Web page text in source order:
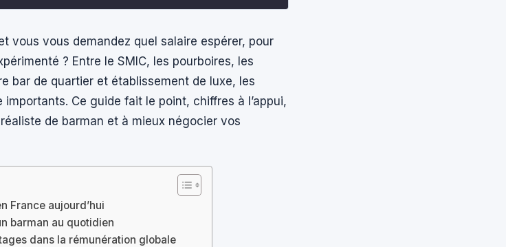
vous vous demandez quel salaire espérer, pour
? Entre le SMIC, les pourboires, les
bar de quartier et établissement de luxe, les
Ce guide fait le point, chiffres à l’appui,
de barman et à mieux négocier vos
France aujourd’hui
barman au quotidien
dans la rémunération globale